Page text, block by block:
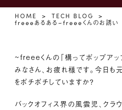
HOME
TECH BLOG
freeeあるある~freeeくんのお誘い
~freeeくんの「構ってポップアッ
みなさん、お疲れ様です。今日
をポチポチしていますか？
バックオフィス界の風雲児、クラ